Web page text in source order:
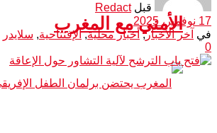
الأمني مع المغرب
قبل Redact
17 نوفمبر، 2025
في آخر الأخبار,أخبار محلية,الإفتتاحية, سلايدر
0